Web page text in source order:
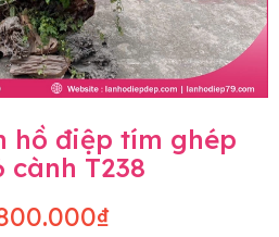
hồ điệp tím ghép
cành T238